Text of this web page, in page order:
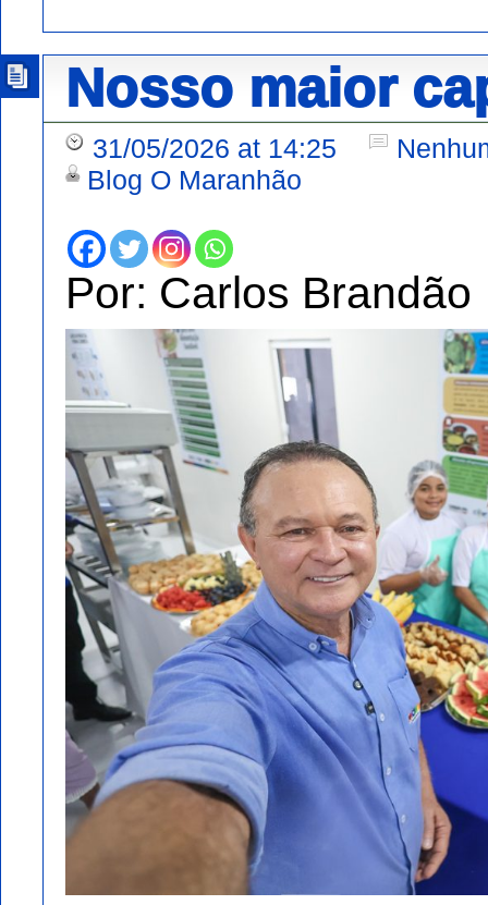
Nosso maior
31/05/2026 at 14:25
Blog O Maranhão
Por: Carlos Brandão